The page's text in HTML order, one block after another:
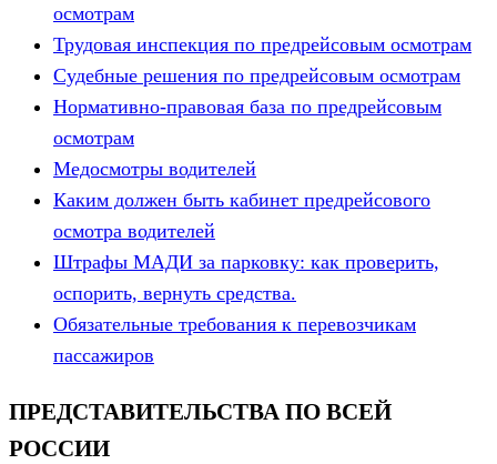
осмотрам
Трудовая инспекция по предрейсовым осмотрам
Судебные решения по предрейсовым осмотрам
Нормативно-правовая база по предрейсовым
осмотрам
Медосмотры водителей
Каким должен быть кабинет предрейсового
осмотра водителей
Штрафы МАДИ за парковку: как проверить,
оспорить, вернуть средства.
Обязательные требования к перевозчикам
пассажиров
ПРЕДСТАВИТЕЛЬСТВА ПО ВСЕЙ
РОССИИ